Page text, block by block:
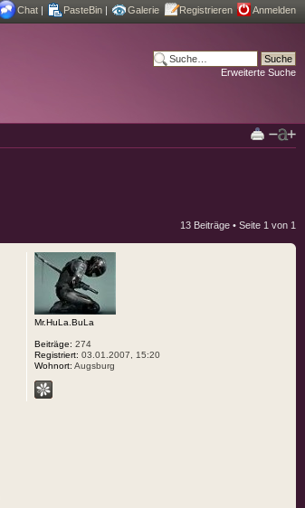
Chat | PasteBin | Galerie Registrieren Anmelden
Erweiterte Suche
13 Beiträge • Seite 1 von 1
Mr.HuLa.BuLa
Beiträge: 274
Registriert: 03.01.2007, 15:20
Wohnort: Augsburg